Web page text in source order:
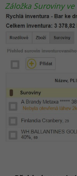
Záložka Suroviny